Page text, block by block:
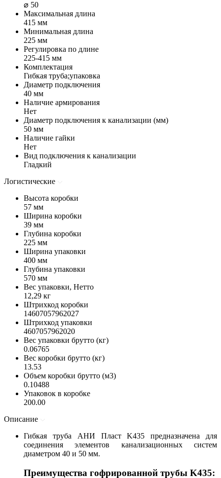
⌀ 50
Максимальная длина
415 мм
Минимальная длина
225 мм
Регулировка по длине
225-415 мм
Комплектация
Гибкая труба;упаковка
Диаметр подключения
40 мм
Наличие армирования
Нет
Диаметр подключения к канализации (мм)
50 мм
Наличие гайки
Нет
Вид подключения к канализации
Гладкий
Логистические
Высота коробки
57 мм
Ширина коробки
39 мм
Глубина коробки
225 мм
Ширина упаковки
400 мм
Глубина упаковки
570 мм
Вес упаковки, Нетто
12,29 кг
Штрихкод коробки
14607057962027
Штрихкод упаковки
4607057962020
Вес упаковки брутто (кг)
0.06765
Вес коробки брутто (кг)
13.53
Объем коробки брутто (м3)
0.10488
Упаковок в коробке
200.00
Описание
Гибкая труба АНИ Пласт K435 предназначена для
соединения элементов канализационных систем
диаметром 40 и 50 мм.
Преимущества гофрированной трубы K435: